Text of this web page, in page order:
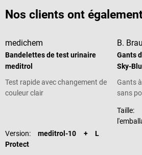
Nos clients ont
medichem
Bandelettes de test urinaire
meditrol
Test rapide avec changement de
couleur clair
Version: meditrol-10 + L
Protect
B.
Gants
Sky-
Gants
sans
Taille: